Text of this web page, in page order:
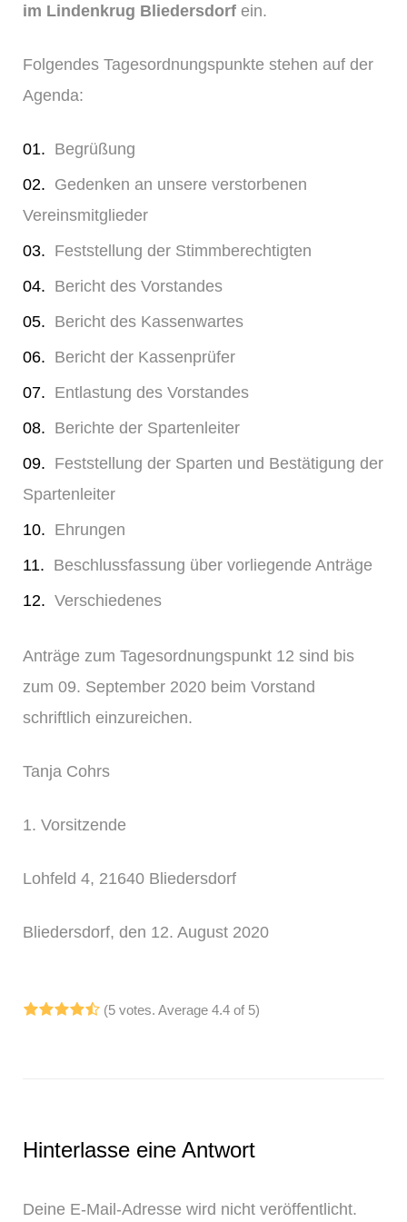
im Lindenkrug Bliedersdorf ein.
Folgendes Tagesordnungspunkte stehen auf der
Agenda:
Begrüßung
Gedenken an unsere verstorbenen
Vereinsmitglieder
Feststellung der Stimmberechtigten
Bericht des Vorstandes
Bericht des Kassenwartes
Bericht der Kassenprüfer
Entlastung des Vorstandes
Berichte der Spartenleiter
Feststellung der Sparten und Bestätigung der
Spartenleiter
Ehrungen
Beschlussfassung über vorliegende Anträge
Verschiedenes
Anträge zum Tagesordnungspunkt 12 sind bis
zum 09. September 2020 beim Vorstand
schriftlich einzureichen.
Tanja Cohrs
1. Vorsitzende
Lohfeld 4, 21640 Bliedersdorf
Bliedersdorf, den 12. August 2020
(5 votes. Average 4.4 of 5)
Hinterlasse eine Antwort
Deine E-Mail-Adresse wird nicht veröffentlicht.